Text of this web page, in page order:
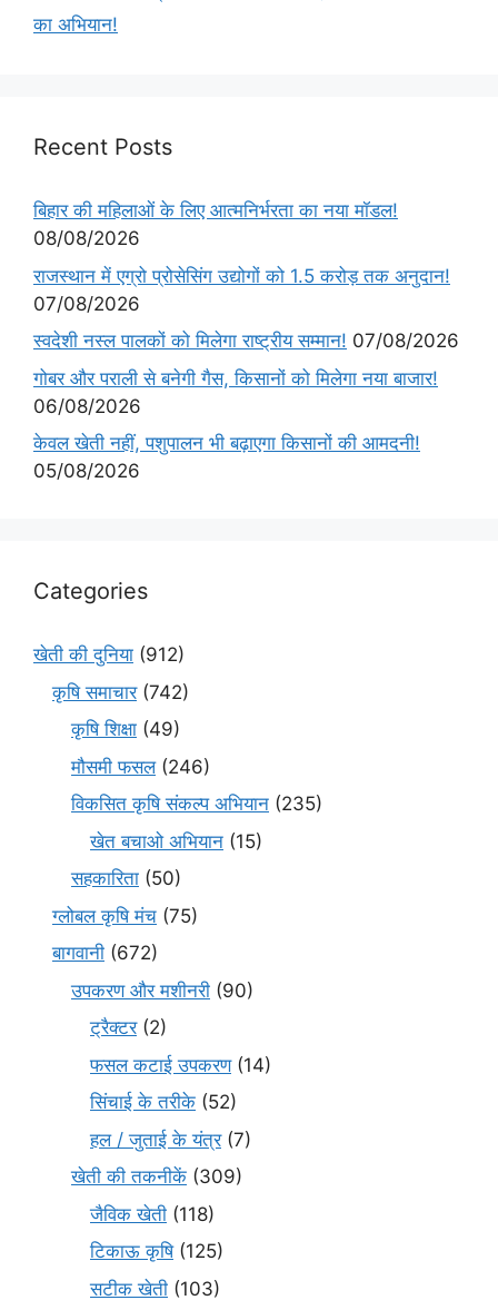
का अभियान!
Recent Posts
बिहार की महिलाओं के लिए आत्मनिर्भरता का नया मॉडल!
08/08/2026
राजस्थान में एग्रो प्रोसेसिंग उद्योगों को 1.5 करोड़ तक अनुदान!
07/08/2026
स्वदेशी नस्ल पालकों को मिलेगा राष्ट्रीय सम्मान! 07/08/2026
गोबर और पराली से बनेगी गैस, किसानों को मिलेगा नया बाजार!
06/08/2026
केवल खेती नहीं, पशुपालन भी बढ़ाएगा किसानों की आमदनी!
05/08/2026
Categories
खेती की दुनिया (912)
कृषि समाचार(742)
कृषि शिक्षा (49)
मौसमी फसल(246)
विकसित कृषि संकल्प अभियान (235)
खेत बचाओ अभियान (15)
सहकारिता (50)
ग्लोबल कृषि मंच (75)
बागवानी (672)
उपकरण और मशीनरी (90)
ट्रैक्टर(2)
फसल कटाई उपकरण(14)
सिंचाई के तरीके (52)
हल / जुताई के यंत्र(7)
खेती की तकनीकें (309)
जैविक खेती (118)
टिकाऊ कृषि(125)
सटीक खेती (103)